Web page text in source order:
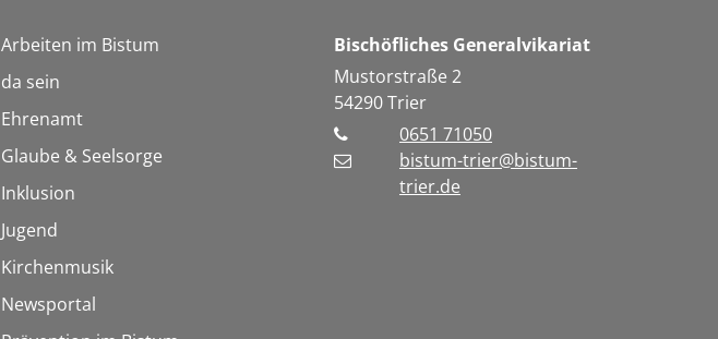
Arbeiten im Bistum
da sein
Ehrenamt
Glaube & Seelsorge
Inklusion
Jugend
Kirchenmusik
Newsportal
Bischöfliches Generalvikariat
Mustorstraße 2
54290Trier
0651 71050
bistum-trier@bistum-
trier.de